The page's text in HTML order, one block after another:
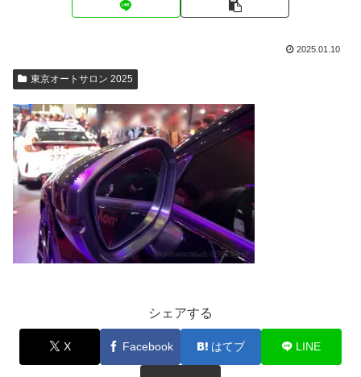
2025.01.10
東京オートサロン 2025
シェアする
X Facebook はてブ LINE